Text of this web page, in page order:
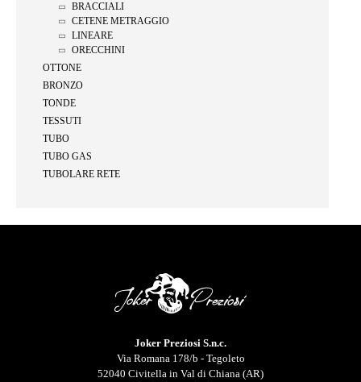
BRACCIALI
CETENE METRAGGIO
LINEARE
ORECCHINI
OTTONE
BRONZO
TONDE
TESSUTI
TUBO
TUBO GAS
TUBOLARE RETE
Joker Preziosi S.n.c.
Via Romana 178/b - Tegoleto
52040 Civitella in Val di Chiana (AR)